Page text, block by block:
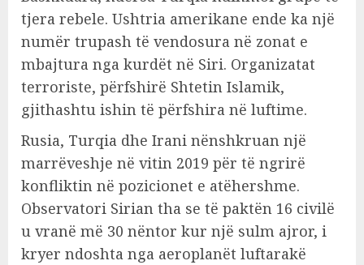
tjera rebele. Ushtria amerikane ende ka një
numër trupash të vendosura në zonat e
mbajtura nga kurdët në Siri. Organizatat
terroriste, përfshirë Shtetin Islamik,
gjithashtu ishin të përfshira në luftime.
Rusia, Turqia dhe Irani nënshkruan një
marrëveshje në vitin 2019 për të ngrirë
konfliktin në pozicionet e atëhershme.
Observatori Sirian tha se të paktën 16 civilë
u vranë më 30 nëntor kur një sulm ajror, i
kryer ndoshta nga aeroplanët luftarakë